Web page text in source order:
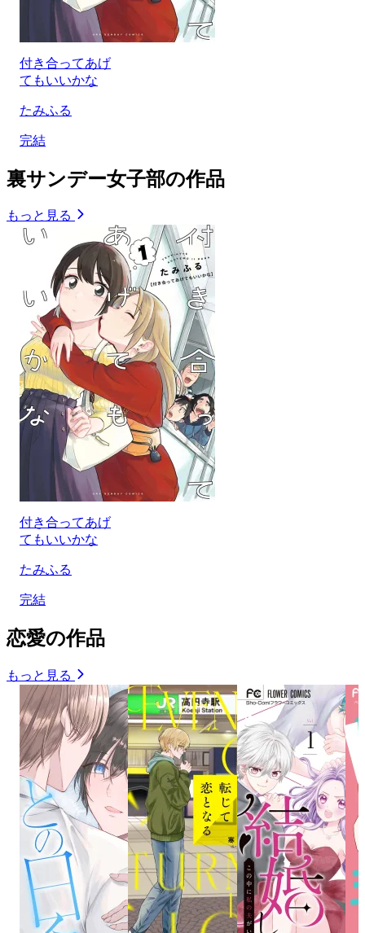
付き合ってあげ
てもいいかな
たみふる
完結
裏サンデー女子部の作品
もっと見る
付き合ってあげ
てもいいかな
たみふる
完結
恋愛の作品
もっと見る